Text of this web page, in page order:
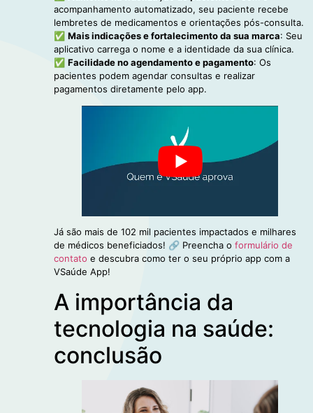
acompanhamento automatizado, seu paciente recebe
lembretes de medicamentos e orientações pós-consulta.
✅Mais indicações e fortalecimento da sua marca: Seu
aplicativo carrega o nome e a identidade da sua clínica.
✅Facilidade no agendamento e pagamento: Os
pacientes podem agendar consultas e realizar
pagamentos diretamente pelo app.
Já são mais de 102 mil pacientes impactados e milhares
de médicos beneficiados! 🔗 Preencha o formulário de
contato e descubra como ter o seu próprio app com a
VSaúde App!
A importância da
tecnologia na saúde:
conclusão